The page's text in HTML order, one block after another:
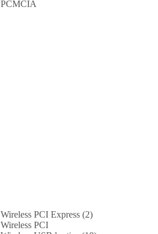
PCMCIA
Wireless PCI Express (2)
Wireless PCI